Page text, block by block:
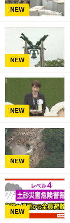
NEW
NEW
NEW
NEW
NEW